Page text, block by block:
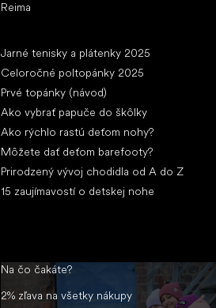
Reima
Jarné tenisky a plátenky 2025
Celoročné poltopánky 2025
Prvé topánky (návod)
Ako vybrať papuče do škôlky
Ako rýchlo rastú deťom nohy?
Môžete dať deťom barefooty?
Prirodzený vývoj chodidla od A do Z
15 zaujímavostí o detskej nohe
Na čo čakáte?
2% zľava na všetky nákupy